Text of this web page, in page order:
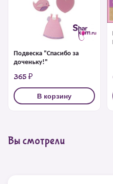
Подвеска "Спасибо за
доченьку!"
365 ₽
В корзину
Вы смотрели